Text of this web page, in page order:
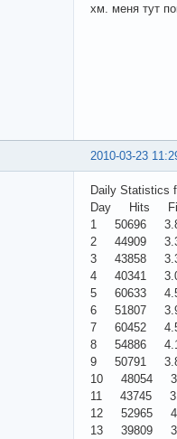
хм. меня тут
2010-03-23
Daily Statistics
Day Hits
1 50696
2 44909
3 43858
4 40341
5 60633
6 51807
7 60452
8 54886
9 50791
10 48054
11 43745
12 52965
13 39809